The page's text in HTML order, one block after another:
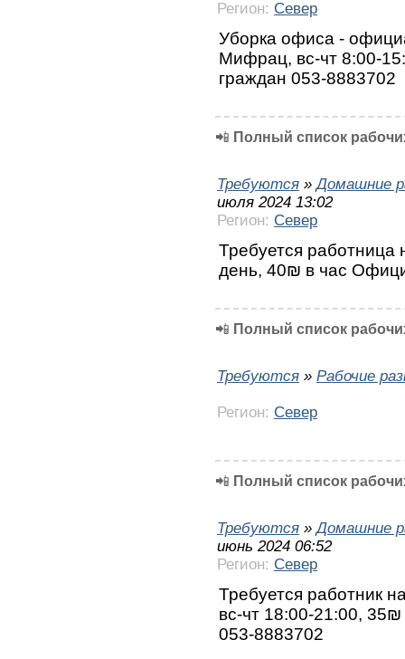
Регион: Север
Уборка офиса -
Мифрац, вс-чт 8:00-
граждан 053-8883702
📲 Полный список
Требуются »Домашние
июля 2024 13:02
Регион: Север
Требуется работница
день, 40₪ в час
📲 Полный список
Требуются » Рабочие
Регион: Север
📲 Полный список
Требуются »Домашние
июнь 2024 06:52
Регион: Север
Требуется работник
вс-чт 18:00-21:00,
053-8883702